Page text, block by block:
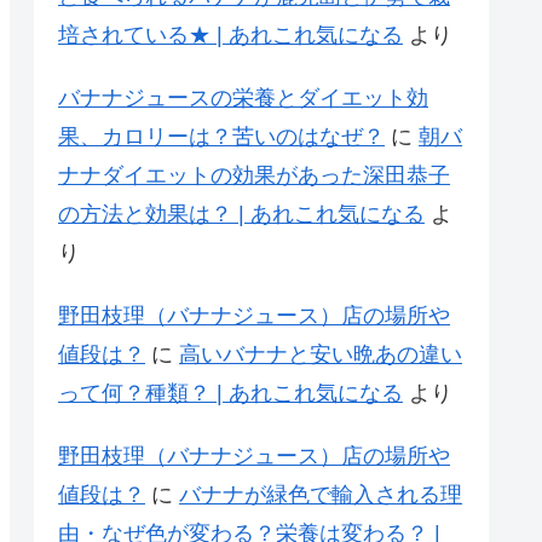
培されている★ | あれこれ気になる より
バナナジュースの栄養とダイエット効
果、カロリーは？苦いのはなぜ？ に 朝バ
ナナダイエットの効果があった深田恭子
の方法と効果は？ | あれこれ気になる よ
り
野田枝理（バナナジュース）店の場所や
値段は？ に 高いバナナと安い晩あの違い
って何？種類？ | あれこれ気になる より
野田枝理（バナナジュース）店の場所や
値段は？ に バナナが緑色で輸入される理
由・なぜ色が変わる？栄養は変わる？ |